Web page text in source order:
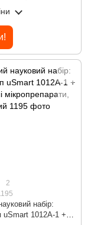
2
набір:
uSmart 1012A-1 +